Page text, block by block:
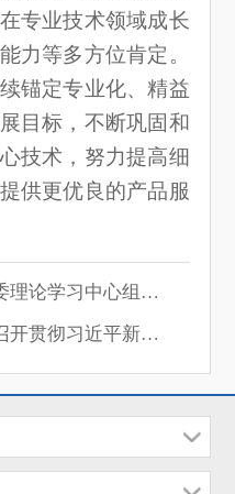
专业技术领域成长
力等多方位肯定。
锚定专业化、精益
目标，不断巩固和
技术，努力提高细
供更优良的产品服
上一篇：万家寨公司党委理论学习中心组传达学习习近平总书记重要讲话精神
下一篇：集团公司纪委召开贯彻习近平新时代中国特色社会主义思想暨纪检监察干部队伍教育整顿专题组织生活会